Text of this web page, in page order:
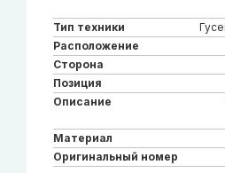
Тип техники
Расположение
Сторона
Позиция
Описание
Материал
Оригинальный номер